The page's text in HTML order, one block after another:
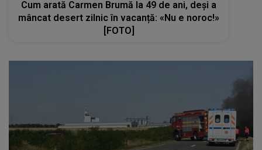
Cum arată Carmen Brumă la 49 de ani, deși a
mâncat desert zilnic în vacanță: «Nu e noroc!»
[FOTO]